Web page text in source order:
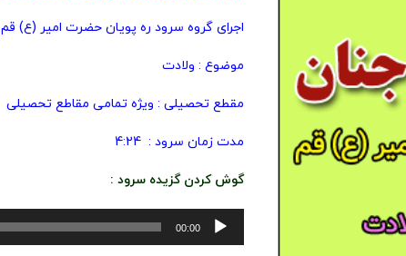
اجرای گروه سرود ره پویان حضرت امیر (ع) قم
موضوع : ولادت
مقطع تحصیلی : ویژه تمامی مقاطع تحصیلی
مدت زمان سرود : 4:24
گوش کردن گزیده سرود :
پخش‌کننده
صوت
00:00